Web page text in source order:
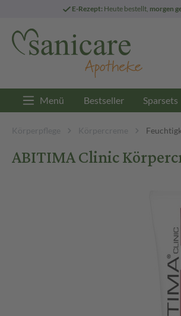
E-Rezept: Heute bestellt, morgen
Menü Bestseller Sparsets
Körperpflege Körpercreme
ABITIMA Clinic